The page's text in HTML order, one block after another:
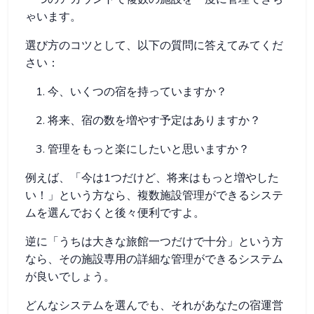
ゃいます。
選び方のコツとして、以下の質問に答えてみてくだ
さい：
今、いくつの宿を持っていますか？
将来、宿の数を増やす予定はありますか？
管理をもっと楽にしたいと思いますか？
例えば、「今は1つだけど、将来はもっと増やした
い！」という方なら、複数施設管理ができるシステ
ムを選んでおくと後々便利ですよ。
逆に「うちは大きな旅館一つだけで十分」という方
なら、その施設専用の詳細な管理ができるシステム
が良いでしょう。
どんなシステムを選んでも、それがあなたの宿運営